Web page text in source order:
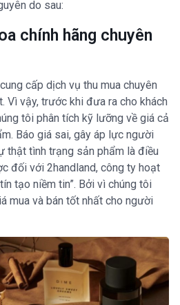
do sau:
chính hãng chuyên
cấp dịch vụ thu mua chuyên
Vì vậy, trước khi đưa ra cho khách
tôi phân tích kỹ lưỡng về giá cả
Báo giá sai, gây áp lực người
thật tình trạng sản phẩm là điều
đối với 2handland, công ty hoạt
tạo niềm tin”. Bởi vì chúng tôi
mua và bán tốt nhất cho người